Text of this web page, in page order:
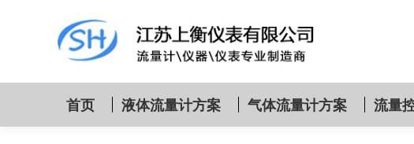
首页 液体流量计方案 气体流量计方案 流量